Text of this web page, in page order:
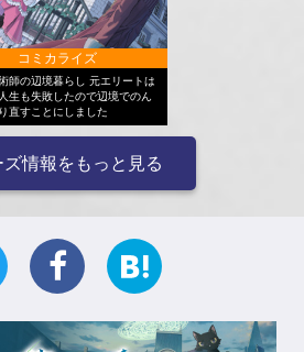
コミカライズ
師の辺境暮らし 元エリートは
生も失敗したので辺境でのん
直すことにしました
ズ情報をもっと見る